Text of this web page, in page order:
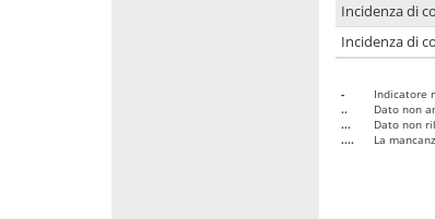
Incidenza di
Incidenza di
-
Indicatore
..
Dato non
...
Dato non
....
La